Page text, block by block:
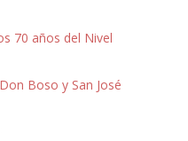
70 años del Nivel
Boso y San José